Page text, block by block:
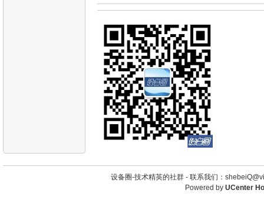
设备圈-技术精英的社群 - 联系我们：
Powered by UCenter